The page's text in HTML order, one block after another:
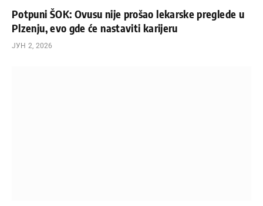
Potpuni ŠOK: Ovusu nije prošao lekarske preglede u
Plzenju, evo gde će nastaviti karijeru
ЈУН 2, 2026